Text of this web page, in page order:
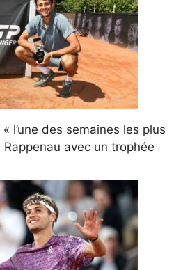
l’une des semaines les plus
avec un trophée